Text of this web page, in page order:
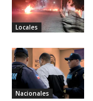
Locales
Nacionales